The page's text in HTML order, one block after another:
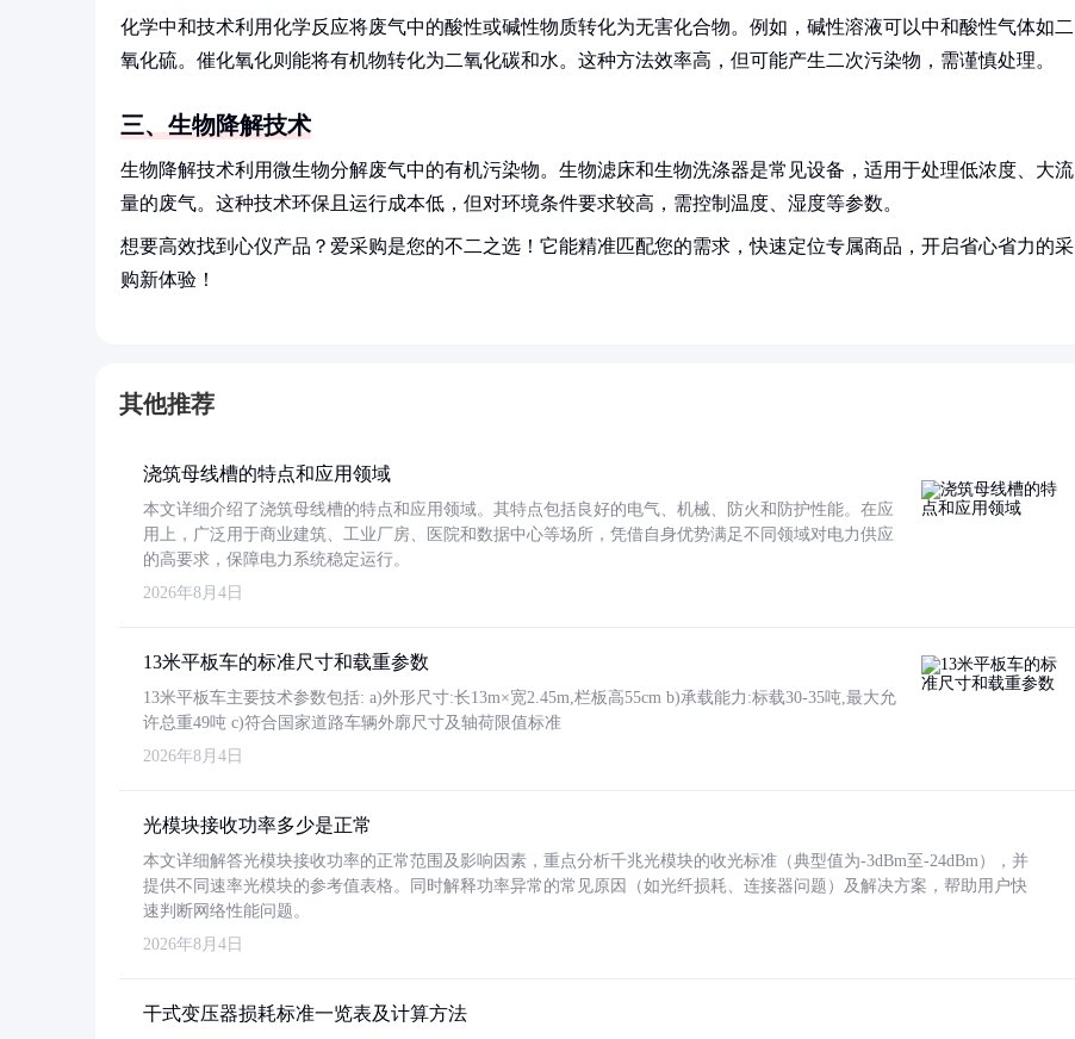
化学中和技术利用化学反应将废气中的酸性或碱性物质转化为无害化合物。例如，碱性溶液可以中和酸性气体如二
氧化硫。催化氧化则能将有机物转化为二氧化碳和水。这种方法效率高，但可能产生二次污染物，需谨慎处理。
三、生物降解技术
生物降解技术利用微生物分解废气中的有机污染物。生物滤床和生物洗涤器是常见设备，适用于处理低浓度、大流
量的废气。这种技术环保且运行成本低，但对环境条件要求较高，需控制温度、湿度等参数。
想要高效找到心仪产品？爱采购是您的不二之选！它能精准匹配您的需求，快速定位专属商品，开启省心省力的采
购新体验！
其他推荐
浇筑母线槽的特点和应用领域
本文详细介绍了浇筑母线槽的特点和应用领域。其特点包括良好的电气、机械、防火和防护性能。在应
用上，广泛用于商业建筑、工业厂房、医院和数据中心等场所，凭借自身优势满足不同领域对电力供应
的高要求，保障电力系统稳定运行。
2026年8月4日
13米平板车的标准尺寸和载重参数
13米平板车主要技术参数包括: a)外形尺寸:长13m×宽2.45m,栏板高55cm b)承载能力:标载30-35吨,最大允
许总重49吨 c)符合国家道路车辆外廓尺寸及轴荷限值标准
2026年8月4日
光模块接收功率多少是正常
本文详细解答光模块接收功率的正常范围及影响因素，重点分析千兆光模块的收光标准（典型值为-3dBm至-24dBm），并
提供不同速率光模块的参考值表格。同时解释功率异常的常见原因（如光纤损耗、连接器问题）及解决方案，帮助用户快
速判断网络性能问题。
2026年8月4日
干式变压器损耗标准一览表及计算方法